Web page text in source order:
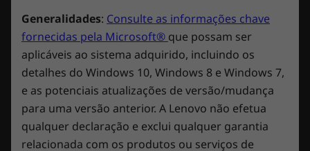
Microsoft Office (versão de avaliação)
Power2Go
Xbox Game Pass (avaliação de 3 meses)
As especificações podem variar consoante a região/modelo.
Generalidades: Consulte as informações chave
fornecidas pela Microsoft® que possam ser
aplicáveis ao sistema adquirido, incluindo os
detalhes do Windows 10, Windows 8 e Windows 7,
e as potenciais atualizações de versão/mudança
para uma versão anterior. A Lenovo não efetua
qualquer declaração e exclui qualquer garantia
relacionada com os produtos ou serviços de